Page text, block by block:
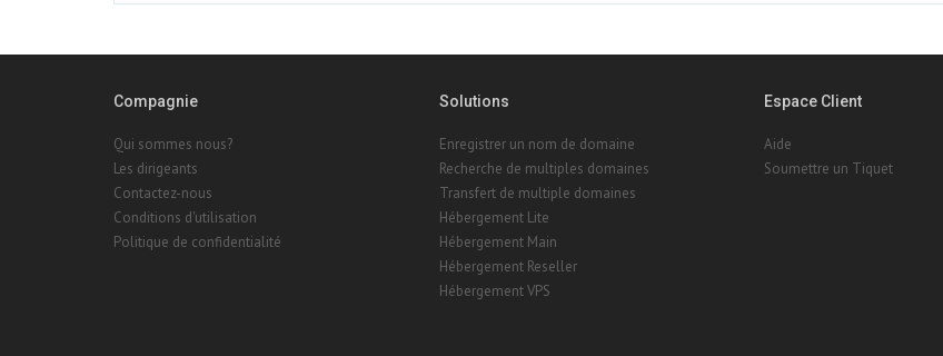
Compagnie
Qui sommes nous?
Les dirigeants
Contactez-nous
Conditions d'utilisation
Politique de confidentialité
Solutions
Enregistrer un nom de domaine
Recherche de multiples domaines
Transfert de multiple domaines
Hébergement Lite
Hébergement Main
Hébergement Reseller
Hébergement VPS
Espace Client
Aide
Soumettre un Tiquet